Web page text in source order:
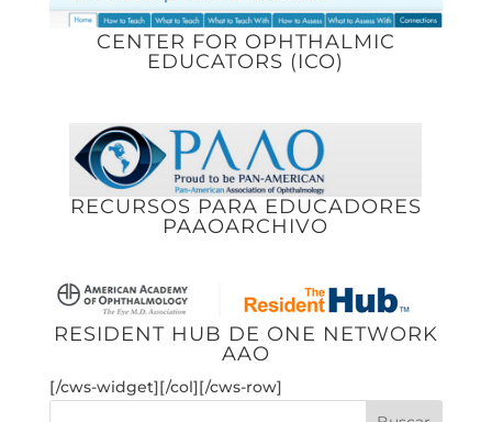
CENTER FOR OPHTHALMIC
EDUCATORS (ICO)
RECURSOS PARA EDUCADORES
PAAOARCHIVO
RESIDENT HUB DE ONE NETWORK
AAO
[/cws-widget][/col][/cws-row]